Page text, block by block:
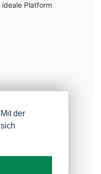
Platform
der